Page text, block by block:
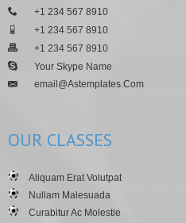
+1 234 567 8910
+1 234 567 8910
+1 234 567 8910
Your Skype Name
Email@astemplates.com
OUR CLASSES
Aliquam Erat Volutpat
Nullam Malesuada
Curabitur Ac Molestie